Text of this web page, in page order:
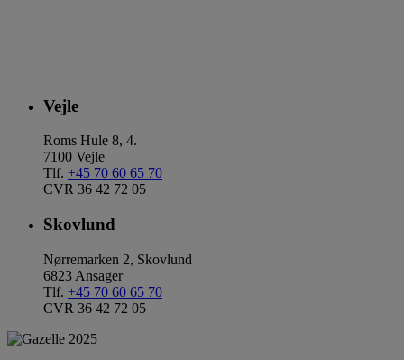
Vejle
Roms Hule 8, 4.
7100 Vejle
Tlf. +45 70 60 65 70
CVR 36 42 72 05
Skovlund
Nørremarken 2, Skovlund
6823 Ansager
Tlf. +45 70 60 65 70
CVR 36 42 72 05